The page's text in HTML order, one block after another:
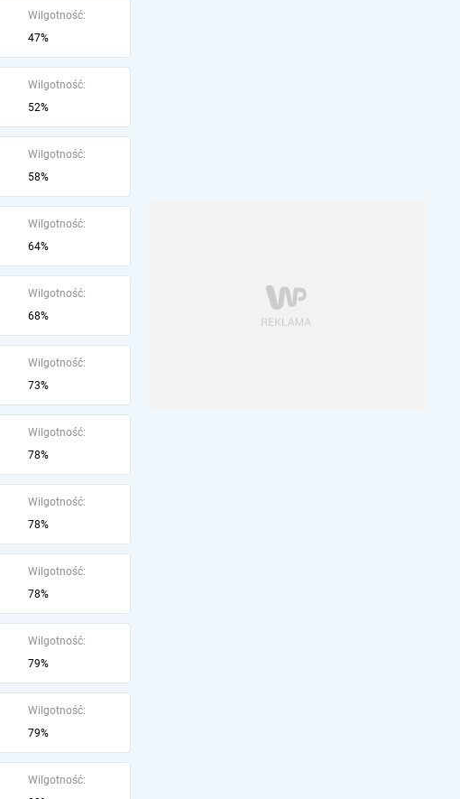
Wilgotność:
47%
Wilgotność:
52%
Wilgotność:
58%
Wilgotność:
64%
Wilgotność:
68%
Wilgotność:
73%
Wilgotność:
78%
Wilgotność:
78%
Wilgotność:
78%
Wilgotność:
79%
Wilgotność:
79%
Wilgotność: